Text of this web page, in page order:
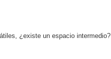
¿existe un espacio intermedio?